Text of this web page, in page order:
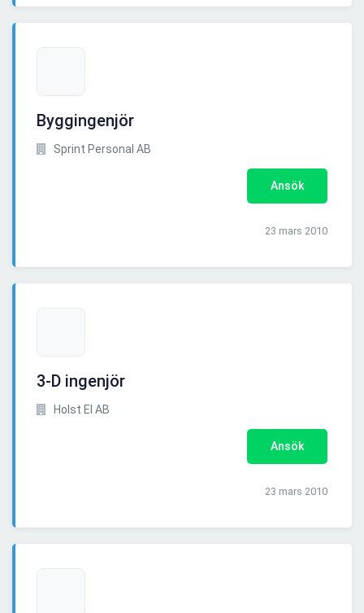
Byggingenjör
Sprint Personal AB
Ansök
23 mars 2010
3-D ingenjör
Holst El AB
Ansök
23 mars 2010